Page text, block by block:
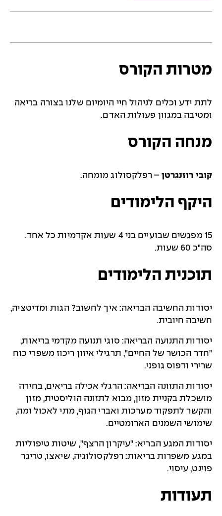
מטרות הקורס
לתת ידע וכלים לניהול חיי היומיום שלנו בצורה בריאה
ומטיבה במגוון פעולות האדם.
מנחה הקורס
קובי רוזנגרטן – רפלקסולוג מומחה.
היקף הלימודים
15 מפגשים שבועיים בני 4 שעות אקדמיות כל אחד.
סה"כ 60 שעות.
תוכנית הלימודים
יסודות החשיבה הבריאה: איך לחשוב? הגות ומדיטציה,
חשיבה חיובית.
יסודות התנועה הבריאה: סוגי תנועה מקדמי בריאות,
"חדר הכושר של החיים", תרגילי איזון ריכוז משפרי כוח
שרירי ודפוס גופני.
יסודות התזונה הבריאה: הרגלי אכילה בריאים, בחירה
מושכלת בקניית מזון, מבוא לתזונה הוליסטית, מזון
והקשר לתפקוד מערכות ואברי הגוף, מתי לאכול ומה,
שימושי השמנים הארומטיים.
יסודות המגע הבריא: "עיקרון הרצף", שיטות טיפוליות
במגע משפרות בריאות: רפלקסולוגיה, שיאצו, טריגר
פוינט, עיסוי.
תעודות